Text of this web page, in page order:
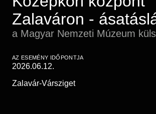
Régészet
Tagintézmények
Felnőttképzés
Képcsarnok
Történeti Fényképtár
Éremtár
Adattár
Központi Könyvtár
Zalaváron -
a Magyar Nemzeti Múzeum
AZ ESEMÉNY IDŐPONTJA
2026.06.12.
Zalavár-Vársziget